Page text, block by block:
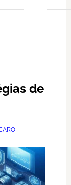
de